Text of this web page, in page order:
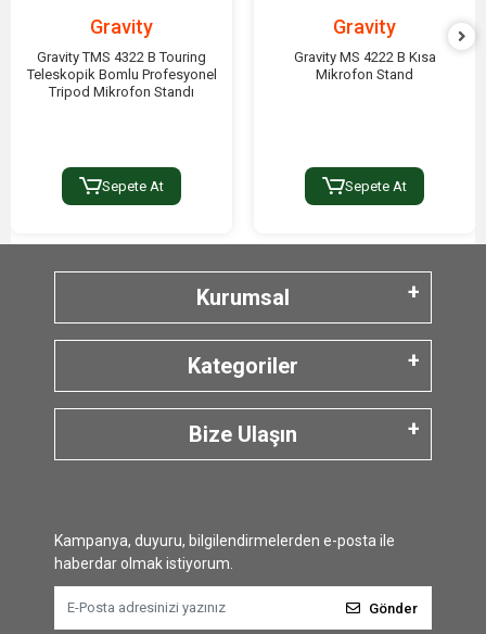
Gravity
Gravity TMS 4322 B Touring
Teleskopik Bomlu Profesyonel
Tripod Mikrofon Standı
Sepete At
Gravity
Gravity MS 4222 B Kısa
Mikrofon Stand
Sepete At
Kurumsal
Kategoriler
Bize Ulaşın
Kampanya, duyuru, bilgilendirmelerden e-posta ile
haberdar olmak istiyorum.
Gönder